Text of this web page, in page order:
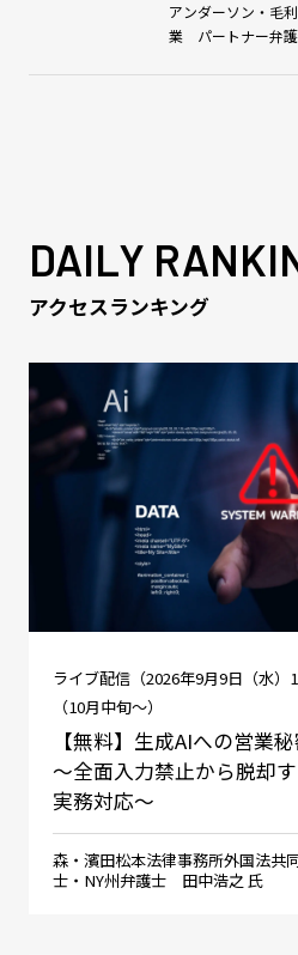
アンダーソン・毛
業 パートナー弁
DAILY
アクセスランキング
ライブ配信（2026年9月9日（水）
（10月中旬～）
【無料】生成AIへの営業
～全面入力禁止から脱却
実務対応～
森・濱田松本法律事務所外国法
士・NY州弁護士 田中浩之 氏